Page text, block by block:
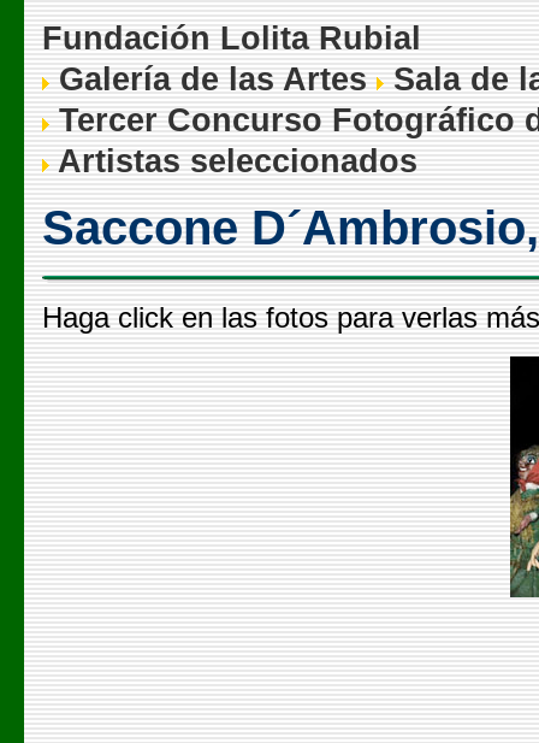
Fundación Lolita Rubial
Galería de las Artes
Sala de
Tercer Concurso Fotográfico
Artistas seleccionados
Saccone
Haga click en las fotos para verlas